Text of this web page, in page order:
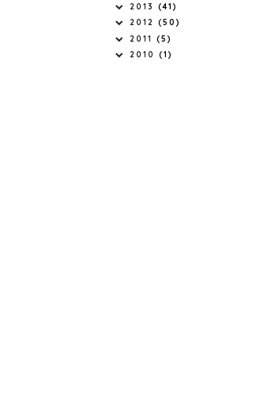
2013 (41)
2012 (50)
2011 (5)
2010 (1)